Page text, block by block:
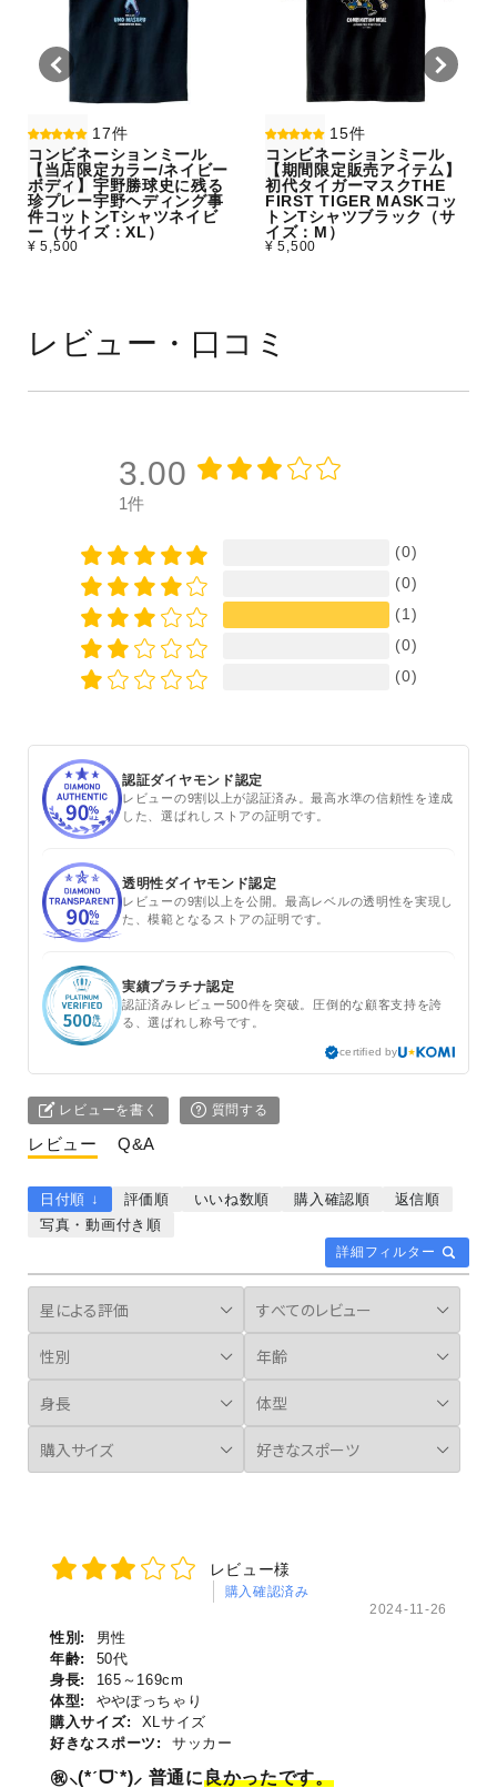
17件
コンビネーションミール
【当店限定カラー/ネイビー
ボディ】宇野勝球史に残る
珍プレー宇野ヘディング事
件コットンTシャツネイビ
ー（サイズ：XL）
¥ 5,500
15件
コンビネーションミール
【期間限定販売アイテム】
初代タイガーマスクTHE
FIRST TIGER MASKコッ
トンTシャツブラック（サ
イズ：M）
¥ 5,500
レビュー・口コミ
3.00
1件
(0)
(0)
(1)
(0)
(0)
認証ダイヤモンド認定
レビューの9割以上が認証済み。最高水準の信頼性を達成
した、選ばれしストアの証明です。
透明性ダイヤモンド認定
レビューの9割以上を公開。最高レベルの透明性を実現し
た、模範となるストアの証明です。
実績プラチナ認定
認証済みレビュー500件を突破。圧倒的な顧客支持を誇
る、選ばれし称号です。
certified by
レビューを書く 質問する
レビュー Q&A
詳細フィルター
日付順 ↓ 評価順 いいね数順 購入確認順
返信順
写真・動画付き順
レビュー様
購入確認済み
2024-11-26
性別:
男性
年齢:
50代
身長:
165～169cm
体型:
ややぽっちゃり
購入サイズ:
XLサイズ
好きなスポーツ:
サッカー
㊗️⸜(*ˊᗜˋ*)⸝ 普通に良かったです。